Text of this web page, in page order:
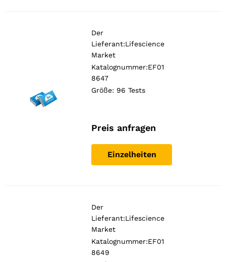
Der
Lieferant:Lifescience
Market
Katalognummer:EF01
8647
Größe: 96 Tests
Preis anfragen
Einzelheiten
Der
Lieferant:Lifescience
Market
Katalognummer:EF01
8649